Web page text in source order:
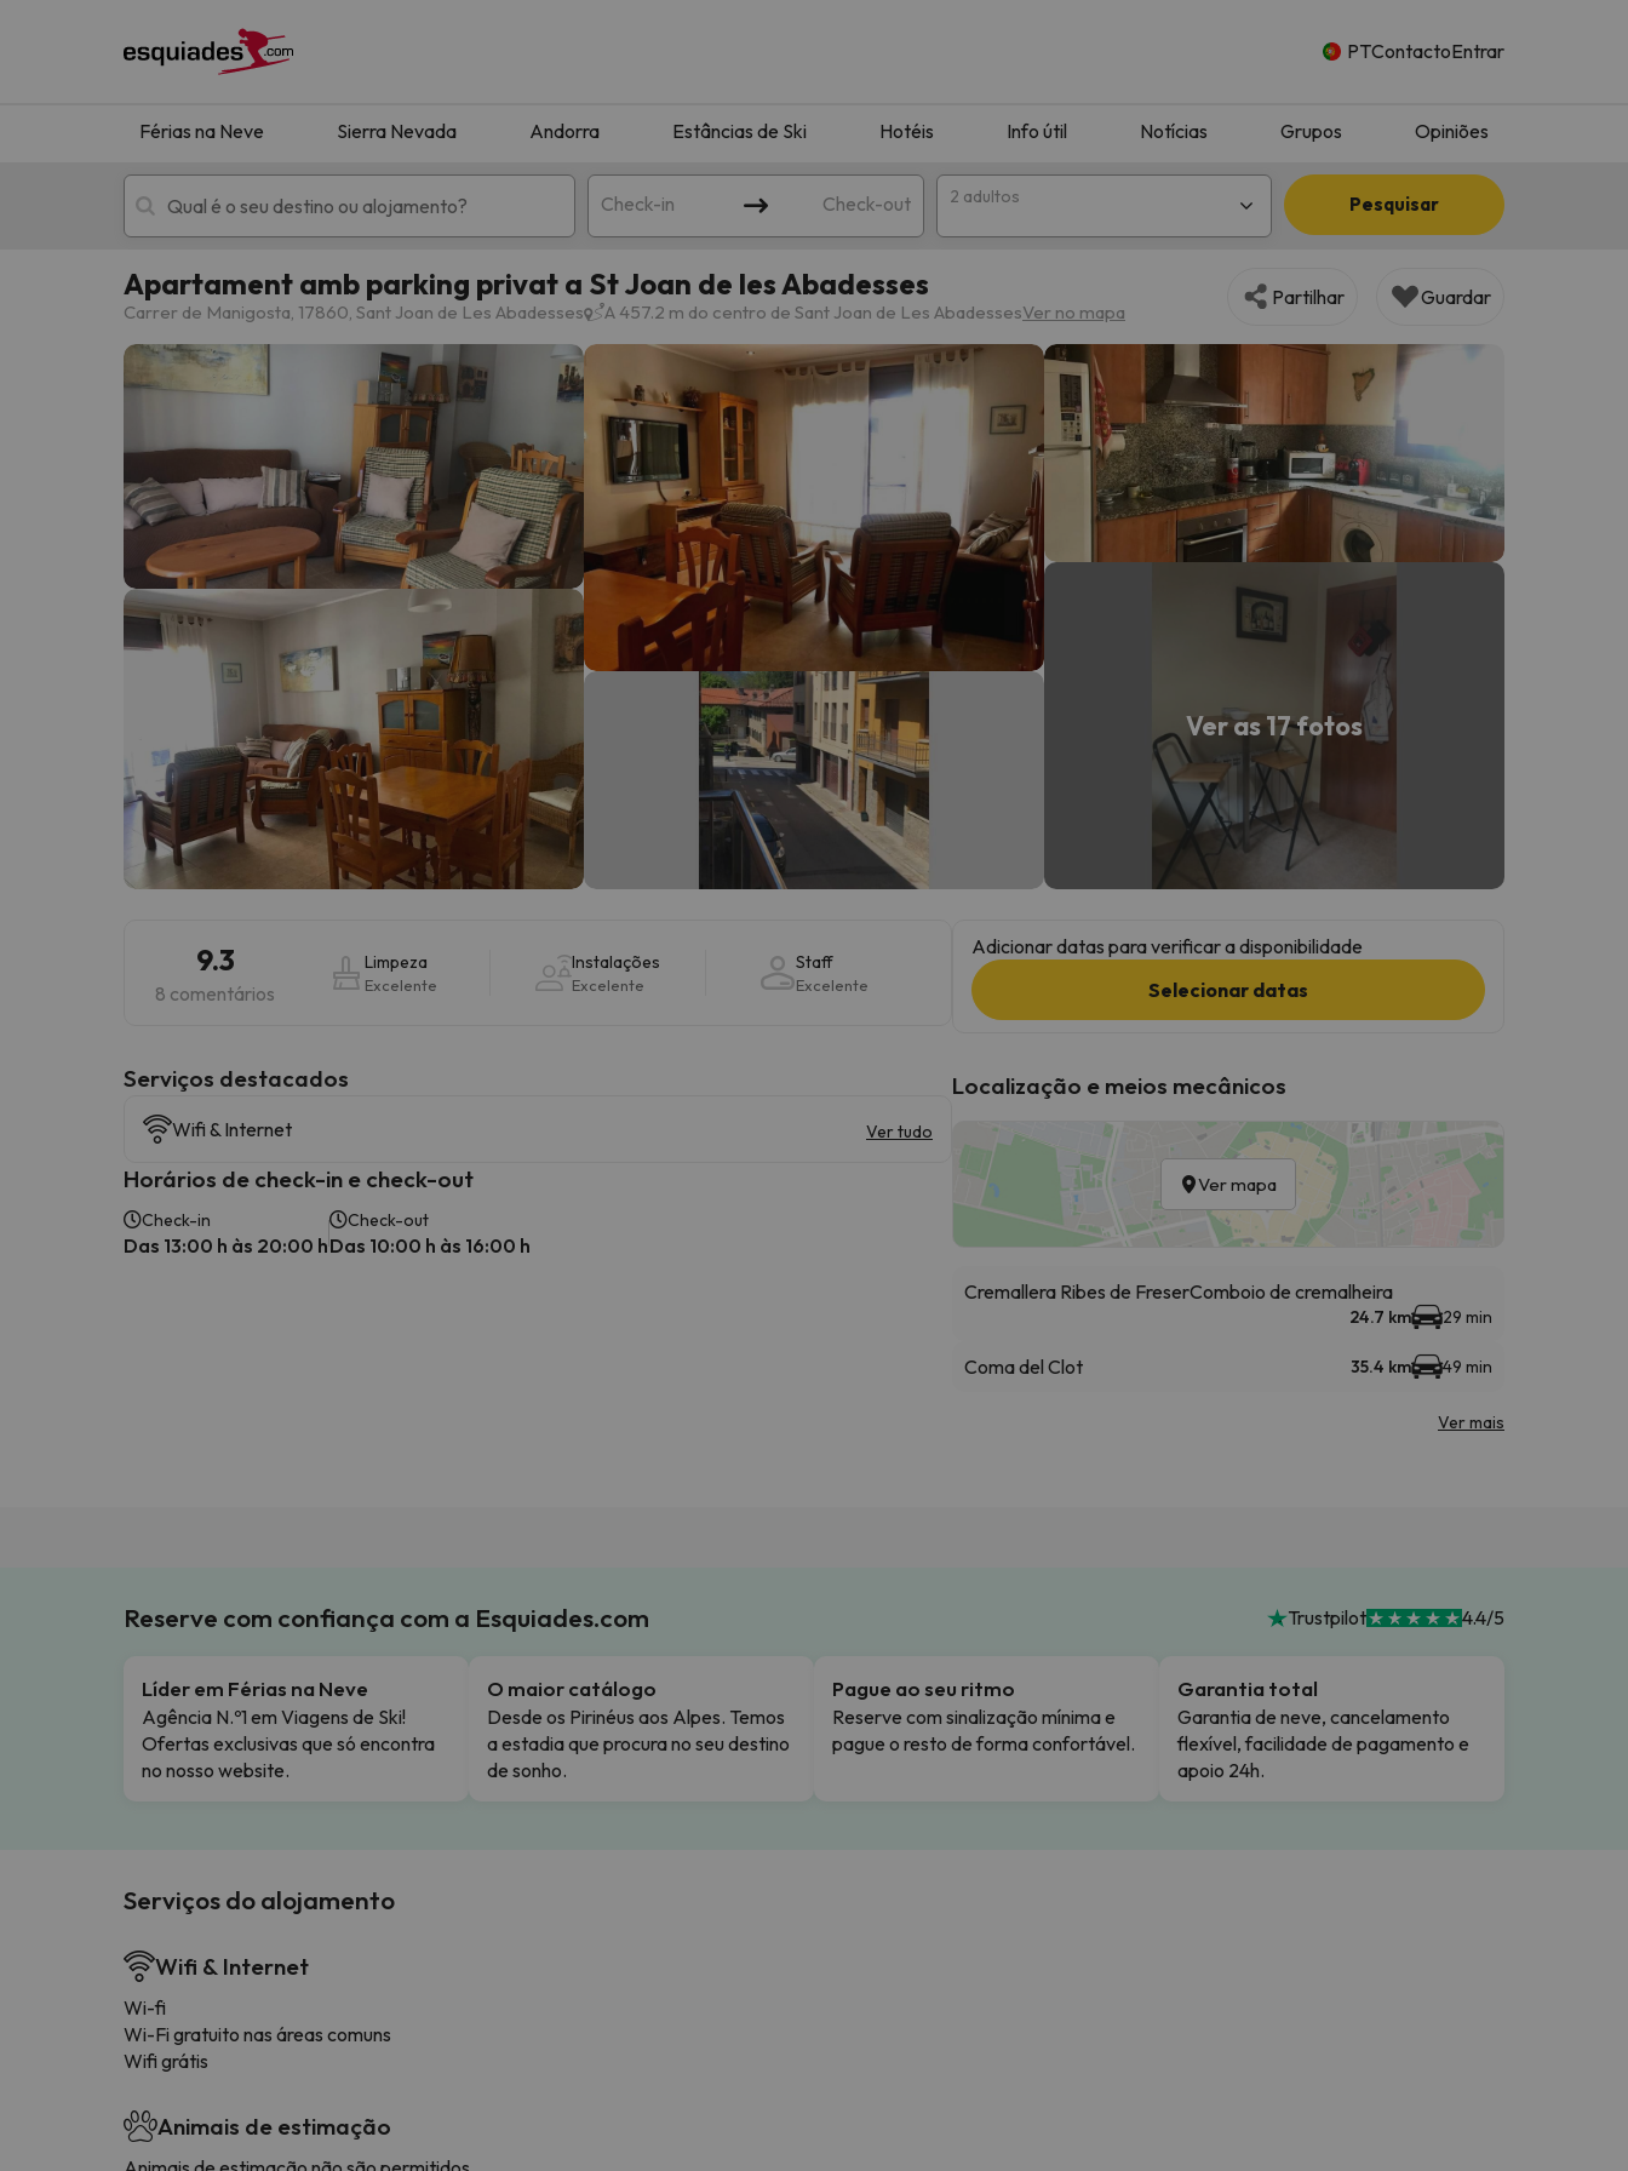
PTContactoEntrar
Férias na Neve Sierra Nevada Andorra Estâncias de Ski Hotéis Info útil Notícias Grupos Opiniões
Check-in Check-out 2 adultos Pesquisar
Férias na neve Hotéis de montanha
Oops, não encontramos nenhum resultado que corresponda à sua pesquisa. Tente modificar o destino.
Bem, parece que o nosso Seeker perdeu o seu caminho. Assim que encontrar a sua bússola, estará de volta.
Apartament amb parking privat a St Joan de les Abadesses
Carrer de Manigosta, 17860, Sant Joan de Les Abadesses A 457.2 m do centro de Sant Joan de Les AbadessesVer no mapa
Partilhar Guardar
Ver as 17 fotos
9.3
8 comentários
Limpeza
Excelente
Instalações
Excelente
Staff
Excelente
Serviços destacados
Wifi & Internet Ver tudo
Horários de check-in e check-out
Check-in
Das 13:00 h às 20:00 h
Check-out
Das 10:00 h às 16:00 h
Adicionar datas para verificar a disponibilidade
Selecionar datas
Localização e meios mecânicos
Ver mapa
Cremallera Ribes de FreserComboio de cremalheira
24.7 km 29 min
Coma del Clot 35.4 km 49 min
Ver mais
Reserve com confiança com a Esquiades.com Trustpilot 4.4/5
Líder em Férias na Neve
Agência N.º1 em Viagens de Ski!
Ofertas exclusivas que só encontra
no nosso website.
O maior catálogo
Desde os Pirinéus aos Alpes. Temos
a estadia que procura no seu destino
de sonho.
Pague ao seu ritmo
Reserve com sinalização mínima e
pague o resto de forma confortável.
Garantia total
Garantia de neve, cancelamento
flexível, facilidade de pagamento e
apoio 24h.
Serviços do alojamento
Wifi & Internet
Wi-fi
Wi-Fi gratuito nas áreas comuns
Wifi grátis
Animais de estimação